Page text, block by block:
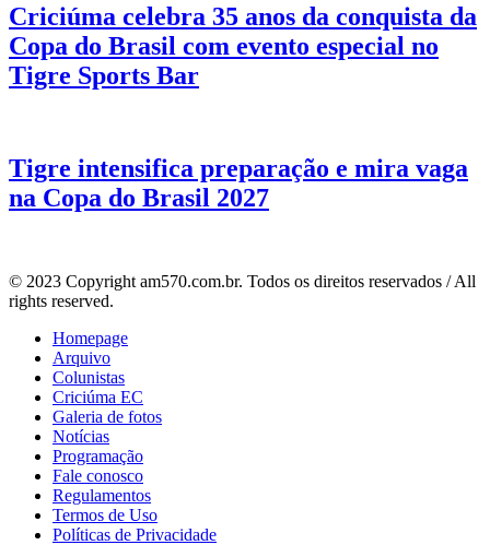
Criciúma celebra 35 anos da conquista da
Copa do Brasil com evento especial no
Tigre Sports Bar
Tigre intensifica preparação e mira vaga
na Copa do Brasil 2027
© 2023 Copyright am570.com.br. Todos os direitos reservados / All
rights reserved.
Homepage
Arquivo
Colunistas
Criciúma EC
Galeria de fotos
Notícias
Programação
Fale conosco
Regulamentos
Termos de Uso
Políticas de Privacidade